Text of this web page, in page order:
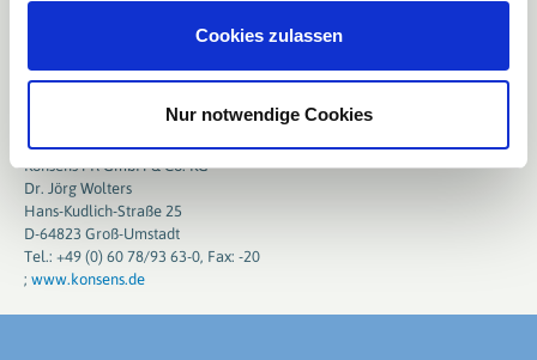
Cookies zulassen
Nur notwendige Cookies
System Manager ERDE
Tel.: +49 611 308600-20, Fax: -30
Redaktioneller Kontakt, Belegexemplare:
Konsens PR GmbH & Co. KG
Dr. Jörg Wolters
Hans-Kudlich-Straße 25
D-64823 Groß-Umstadt
Tel.: +49 (0) 60 78/93 63-0, Fax: -20
; www.konsens.de